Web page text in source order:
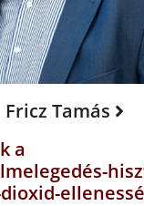
Fricz Tamás
a